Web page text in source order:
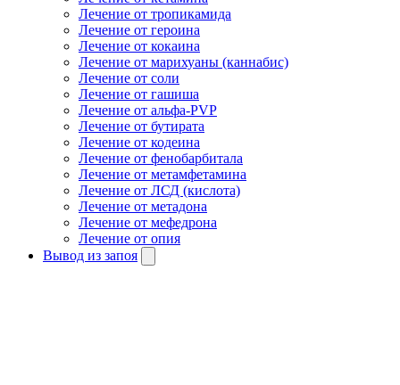
Лечение от тропикамида
Лечение от героина
Лечение от кокаина
Лечение от марихуаны (каннабис)
Лечение от соли
Лечение от гашиша
Лечение от альфа-PVP
Лечение от бутирата
Лечение от кодеина
Лечение от фенобарбитала
Лечение от метамфетамина
Лечение от ЛСД (кислота)
Лечение от метадона
Лечение от мефедрона
Лечение от опия
Вывод из запоя